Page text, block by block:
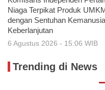
Niaga Terpikat Produk
dengan Sentuhan
Keberlanjutan
6 Agustus 2026 - 15:06 WIB
Trending di News